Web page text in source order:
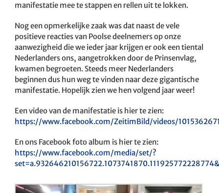
manifestatie mee te stappen en rellen uit te lokken.
Nog een opmerkelijke zaak was dat naast de vele
positieve reacties van Poolse deelnemers op onze
aanwezigheid die we ieder jaar krijgen er ook een tiental
Nederlanders ons, aangetrokken door de Prinsenvlag,
kwamen begroeten. Steeds meer Nederlanders
beginnen dus hun weg te vinden naar deze gigantische
manifestatie. Hopelijk zien we hen volgend jaar weer!
Een video van de manifestatie is hier te zien:
https://www.facebook.com/ZeitimBild/videos/
En ons Facebook foto album is hier te zien:
https://www.facebook.com/media/set/?